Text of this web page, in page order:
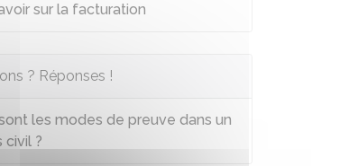
sur la facturation
? Réponses !
les modes de preuve dans un
civil ?